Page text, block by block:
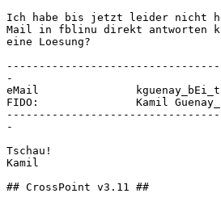
Ich habe bis jetzt leider nicht
Mail in fblinu direkt antworten
eine Loesung?
-
eMail
FIDO:               Kamil
-
Tschau!
Kamil
## CrossPoint v3.11 ##